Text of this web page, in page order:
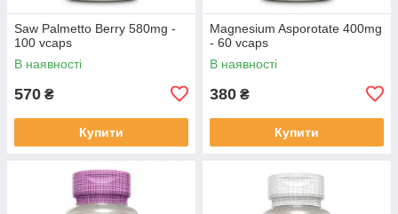
Saw Palmetto Berry 580mg -
100 vcaps
В наявності
570 ₴
Купити
Magnesium Asporotate 400mg
- 60 vcaps
В наявності
380 ₴
Купити